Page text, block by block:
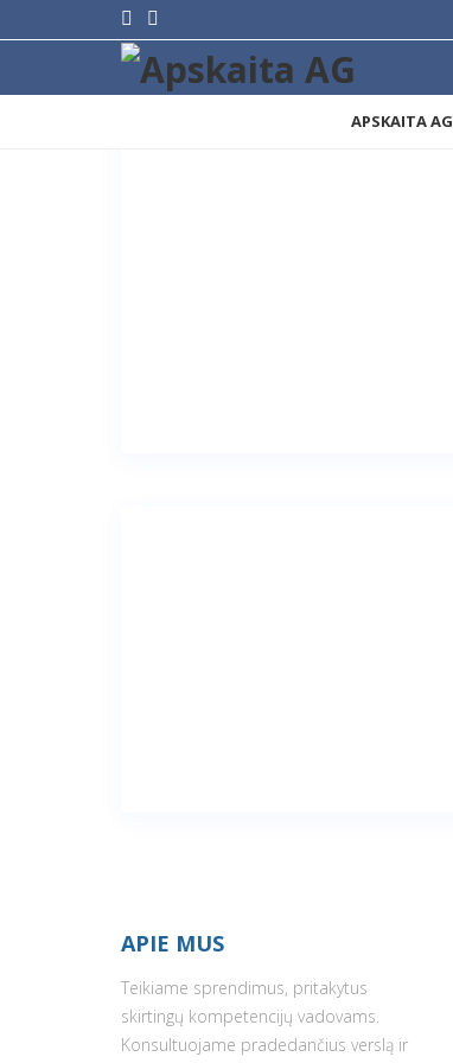
APSKAITA AG
APIE MUS
Teikiame sprendimus, pritakytus
skirtingų kompetencijų vadovams.
Konsultuojame pradedančius verslą ir